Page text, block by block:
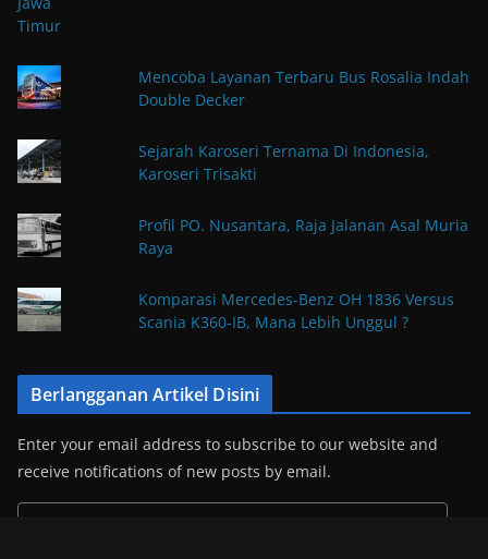
Mencoba Layanan Terbaru Bus Rosalia Indah
Double Decker
Sejarah Karoseri Ternama Di Indonesia,
Karoseri Trisakti
Profil PO. Nusantara, Raja Jalanan Asal Muria
Raya
Komparasi Mercedes-Benz OH 1836 Versus
Scania K360-IB, Mana Lebih Unggul ?
Berlangganan Artikel Disini
Enter your email address to subscribe to our website and
receive notifications of new posts by email.
E